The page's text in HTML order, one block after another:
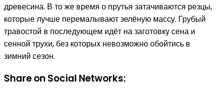
древесина. В то же время о прутья затачиваются резцы,
которые лучше перемалывают зелёную массу. Грубый
травостой в последующем идёт на заготовку сена и
сенной трухи, без которых невозможно обойтись в
зимний сезон.
Share on Social Networks: